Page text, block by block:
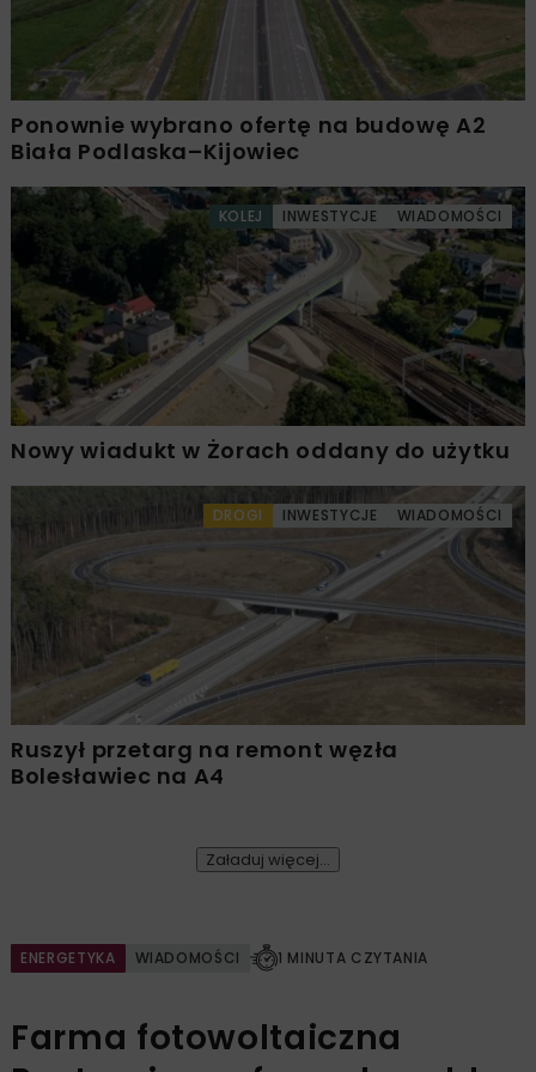
Ponownie wybrano ofertę na budowę A2
Biała Podlaska–Kijowiec
KOLEJ INWESTYCJE WIADOMOŚCI
Nowy wiadukt w Żorach oddany do użytku
DROGI INWESTYCJE WIADOMOŚCI
Ruszył przetarg na remont węzła
Bolesławiec na A4
Załaduj więcej...
ENERGETYKA WIADOMOŚCI 1 MINUTA CZYTANIA
Farma fotowoltaiczna